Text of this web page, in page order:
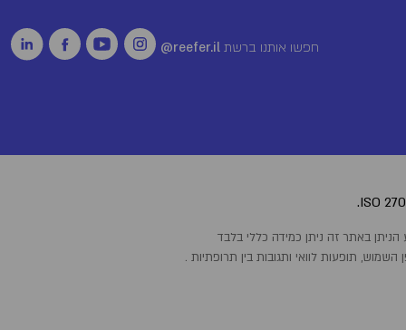
חפשו אותנו ברשת reefer.il@
תופעות לוואי ותגובות בין תרופתיות .